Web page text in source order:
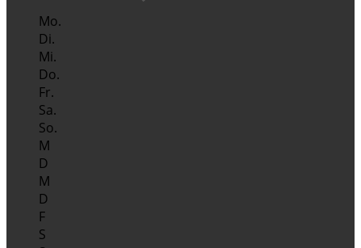
Mo.
Di.
Mi.
Do.
Fr.
Sa.
So.
M
D
M
D
F
S